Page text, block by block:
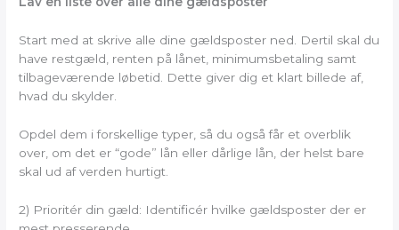
Start med at skrive alle dine gældsposter ned. Dertil skal du
have restgæld, renten på lånet, minimumsbetaling samt
tilbageværende løbetid. Dette giver dig et klart billede af,
hvad du skylder.
Opdel dem i forskellige typer, så du også får et overblik
over, om det er “gode” lån eller dårlige lån, der helst bare
skal ud af verden hurtigt.
2) Prioritér din gæld: Identificér hvilke gældsposter der er